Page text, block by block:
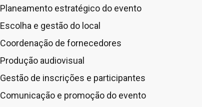
Planeamento estratégico do evento
Escolha e gestão do local
Coordenação de fornecedores
Produção audiovisual
Gestão de inscrições e participantes
Comunicação e promoção do evento